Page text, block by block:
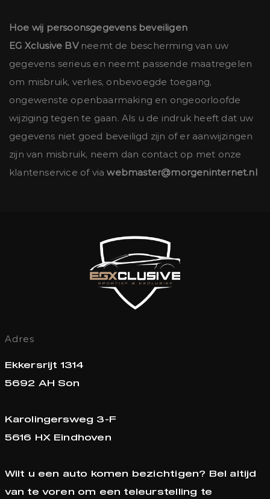
Hoe wij persoonsgegevens beveiligen
EG Xclusive BVneemt de bescherming van uw
gegevens serieus en neemt passende maatregelen
om misbruik, verlies, onbevoegde toegang,
ongewenste openbaarmaking en ongeoorloofde
wijziging tegen te gaan. Als u de indruk heeft dat uw
gegevens niet goed beveiligd zijn of er aanwijzingen
zijn van misbruik, neem dan contact op met onze
klantenservice of viawebmaster@morgeninternet.nl
Adres
Ekkersrijt 1314
5692 AH Son
Karolingersweg 3-F
5616 HX Eindhoven
Wilt u een auto komen bezichtigen? Bel altijd
van te voren om een teleurstelling te